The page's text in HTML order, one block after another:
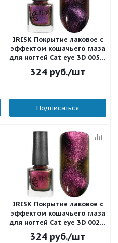
IRISK Покрытие лаковое с
эффектом кошачьего глаза
для ногтей Cat eye 3D 005 8
мл.
324руб./шт
Подписаться
IRISK Покрытие лаковое с
эффектом кошачьего глаза
для ногтей Cat eye 3D 002 8
мл.
324руб./шт